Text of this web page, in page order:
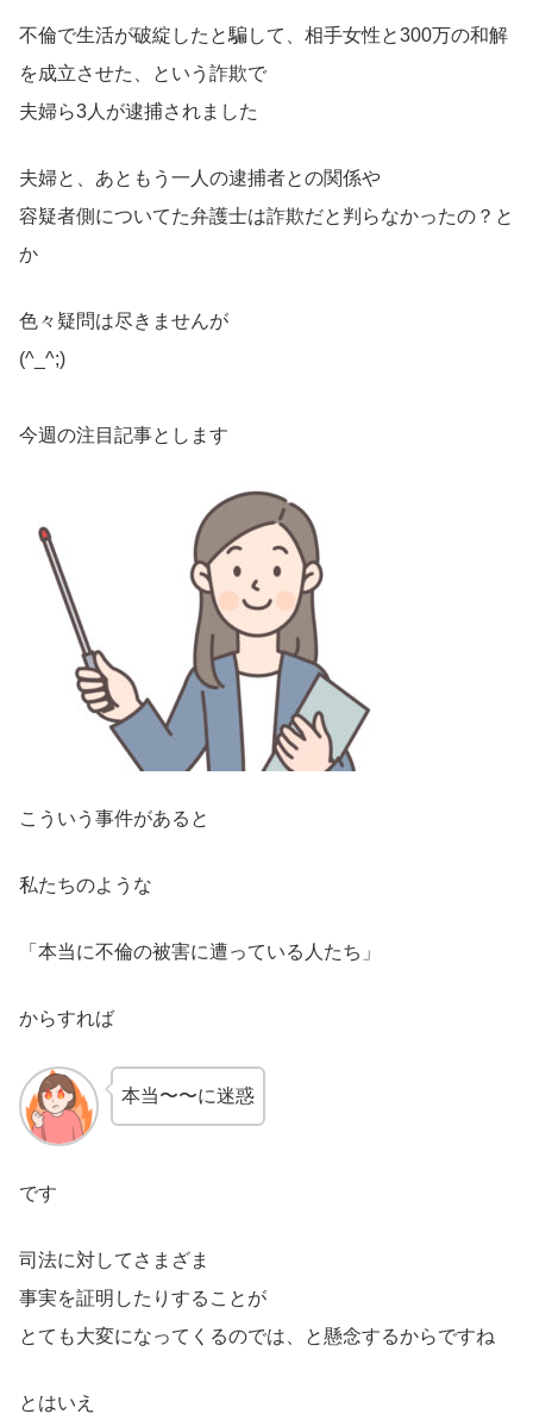
不倫で生活が破綻したと騙して、相手女性と300万の和解
を成立させた、という詐欺で
夫婦ら3人が逮捕されました
夫婦と、あともう一人の逮捕者との関係や
容疑者側についてた弁護士は詐欺だと判らなかったの？と
か
色々疑問は尽きませんが
(^_^;)
今週の注目記事とします
こういう事件があると
私たちのような
「本当に不倫の被害に遭っている人たち」
からすれば
本当〜〜に迷惑
です
司法に対してさまざま
事実を証明したりすることが
とても大変になってくるのでは、と懸念するからですね
とはいえ